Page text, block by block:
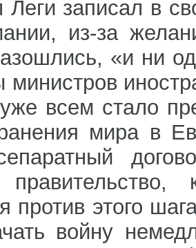
записал в
из-за
«и ни
министров
всем стало
мира в
против этого
войну